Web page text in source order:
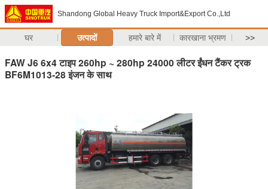
Shandong Global Heavy Truck Import&Export Co.,Ltd
घर उत्पादों हमारे बारे में कारखाना भ्रमण >>
FAW J6 6x4 टाइप 260hp ~ 280hp 24000 लीटर ईंधन टैंकर ट्रक
BF6M1013-28 इंजन के साथ